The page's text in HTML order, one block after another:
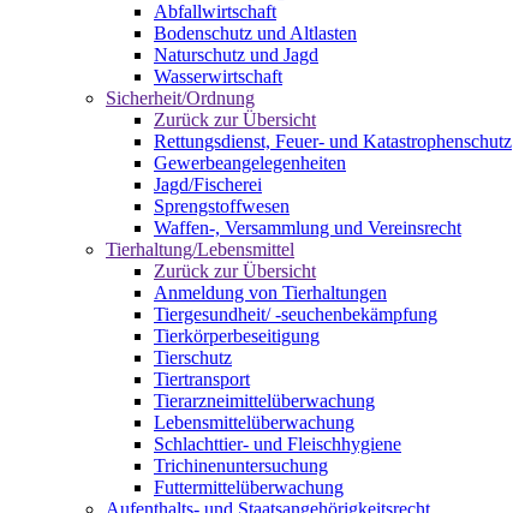
Abfallwirtschaft
Bodenschutz und Altlasten
Naturschutz und Jagd
Wasserwirtschaft
Sicherheit/Ordnung
Zurück zur Übersicht
Rettungsdienst, Feuer- und Katastrophenschutz
Gewerbeangelegenheiten
Jagd/Fischerei
Sprengstoffwesen
Waffen-, Versammlung und Vereinsrecht
Tierhaltung/Lebensmittel
Zurück zur Übersicht
Anmeldung von Tierhaltungen
Tiergesundheit/ -seuchenbekämpfung
Tierkörperbeseitigung
Tierschutz
Tiertransport
Tierarzneimittelüberwachung
Lebensmittelüberwachung
Schlachttier- und Fleischhygiene
Trichinenuntersuchung
Futtermittelüberwachung
Aufenthalts- und Staatsangehörigkeitsrecht